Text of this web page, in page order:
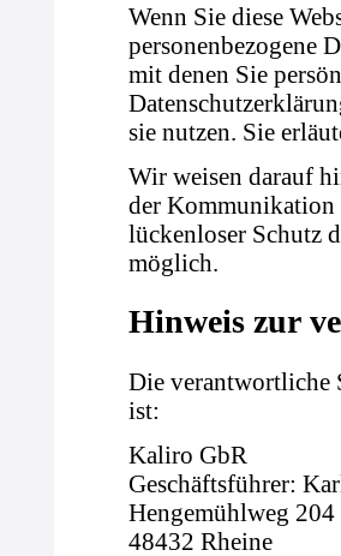
Wenn Sie diese
personenbezogene
mit denen Sie
sie nutzen. Sie
Wir weisen darauf
der Kommunikation
lückenloser Schutz
möglich.
Hinweis zur
Die verantwortliche
ist:
Kaliro GbR
Geschäftsführer:
Hengemühlweg 204
48432 Rheine